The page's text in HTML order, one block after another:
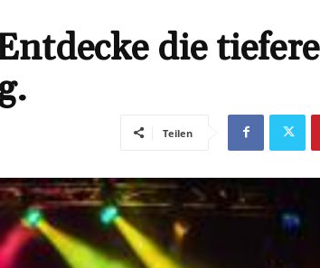
die tiefere
Teilen